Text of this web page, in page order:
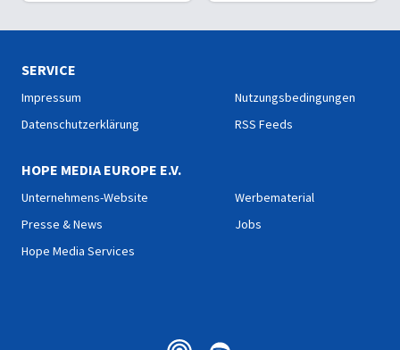
Vorstellungen und stellt
Für ihn stehen wahre
Barmherzigkeit über
starren,
menschengemachten
einlädt.
SERVICE
Impressum
Datenschutzerklärung
Nutzungsbedingungen
RSS Feeds
HOPE MEDIA EUROPE E.V.
Unternehmens-Website
Presse & News
Hope Media Services
Werbematerial
Jobs